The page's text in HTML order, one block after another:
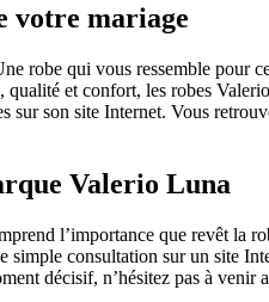
votre mariage
robe qui vous ressemble pour
et confort, les robes
son site Internet. Vous
Valerio Luna
l’importance que revêt la
consultation sur un site
décisif, n’hésitez pas à venir